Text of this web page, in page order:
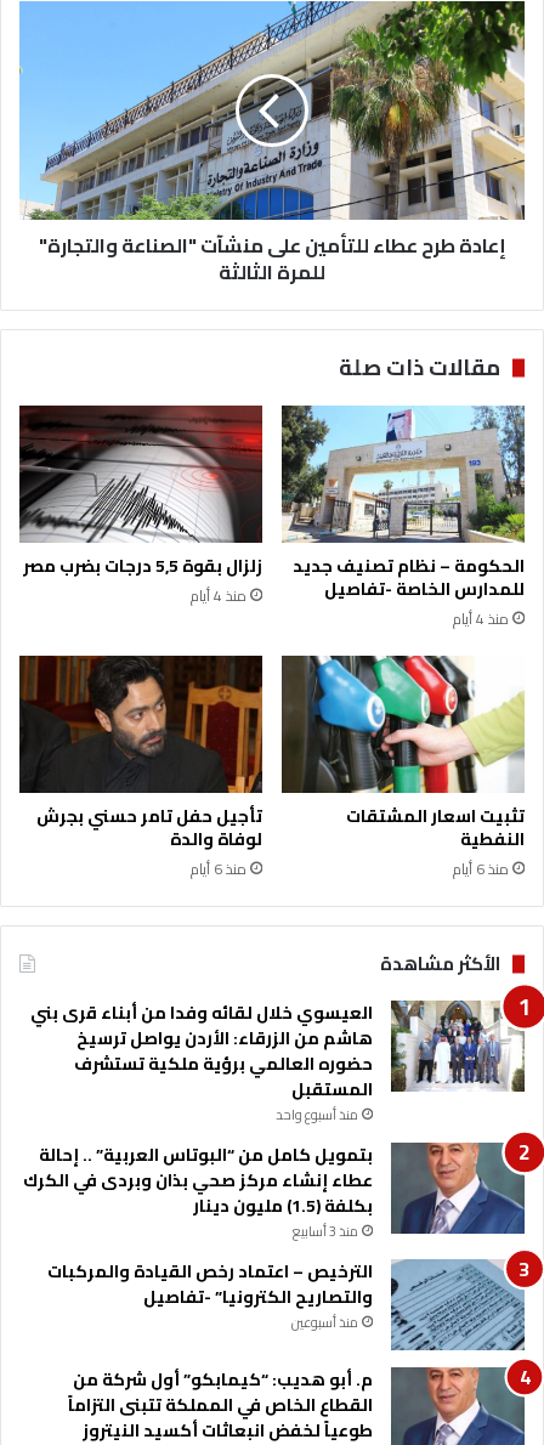
إعادة
طرح
عطاء
للتأمين
على
منشآت
"الصناعة
والتجارة"
للمرة
الثالثة
إعادة طرح عطاء للتأمين على منشآت "الصناعة والتجارة"
للمرة الثالثة
مقالات ذات صلة
الحكومة – نظام تصنيف جديد
للمدارس الخاصة -تفاصيل
منذ 4 أيام
زلزال بقوة 5,5 درجات بضرب مصر
منذ 4 أيام
تثبيت اسعار المشتقات
النفطية
منذ 6 أيام
تأجيل حفل تامر حسني بجرش
لوفاة والدة
منذ 6 أيام
الأكثر مشاهدة
العيسوي خلال لقائه وفدا من أبناء قرى بني
هاشم من الزرقاء: الأردن يواصل ترسيخ
حضوره العالمي برؤية ملكية تستشرف
المستقبل
منذ أسبوع واحد
بتمويل كامل من “البوتاس العربية” .. إحالة
عطاء إنشاء مركز صحي بذان وبردى في الكرك
بكلفة (1.5) مليون دينار
منذ 3 أسابيع
الترخيص – اعتماد رخص القيادة والمركبات
والتصاريح الكترونيا” -تفاصيل
منذ أسبوعين
م. أبو هديب: “كيمابكو” أول شركة من
القطاع الخاص في المملكة تتبنى التزاماً
طوعياً لخفض انبعاثات أكسيد النيتروز